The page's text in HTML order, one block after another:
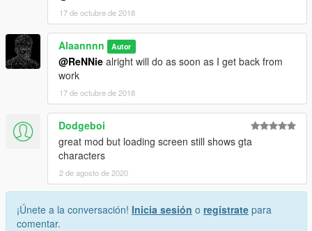
17 de octubre de 2018
Alaannnn Autor
@ReNNie alright will do as soon as I get back from
work
17 de octubre de 2018
Dodgeboi
great mod but loading screen still shows gta
characters
2 de agosto de 2020
¡Únete a la conversación! Inicia sesión o regístrate para
comentar.